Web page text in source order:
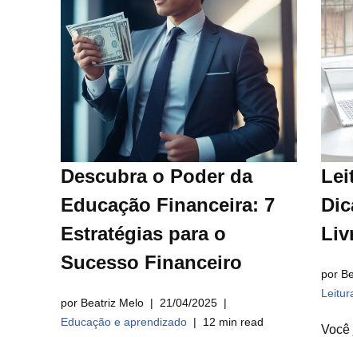
Descubra o Poder da
Educação Financeira: 7
Estratégias para o
Sucesso Financeiro
por Beatriz Melo
21/04/2025
Educação e aprendizado
12 min read
por
Você